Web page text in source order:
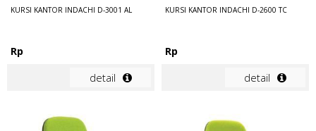
KURSI KANTOR INDACHI D-3001 AL
Rp
detail
KURSI KANTOR INDACHI D-2600 TC
Rp
detail